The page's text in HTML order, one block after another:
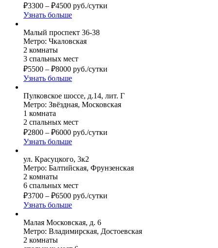
₽3300 – ₽4500 руб./сутки
Узнать больше
Малый проспект 36-38
Метро: Чкаловская
2 комнаты
3 спальных мест
₽5500 – ₽8000 руб./сутки
Узнать больше
Пулковское шоссе, д.14, лит. Г
Метро: Звёздная, Московская
1 комната
2 спальных мест
₽2800 – ₽6000 руб./сутки
Узнать больше
ул. Красуцкого, 3к2
Метро: Балтийская, Фрунзенская
2 комнаты
6 спальных мест
₽3700 – ₽6500 руб./сутки
Узнать больше
Малая Московская, д. 6
Метро: Владимирская, Достоевская
2 комнаты